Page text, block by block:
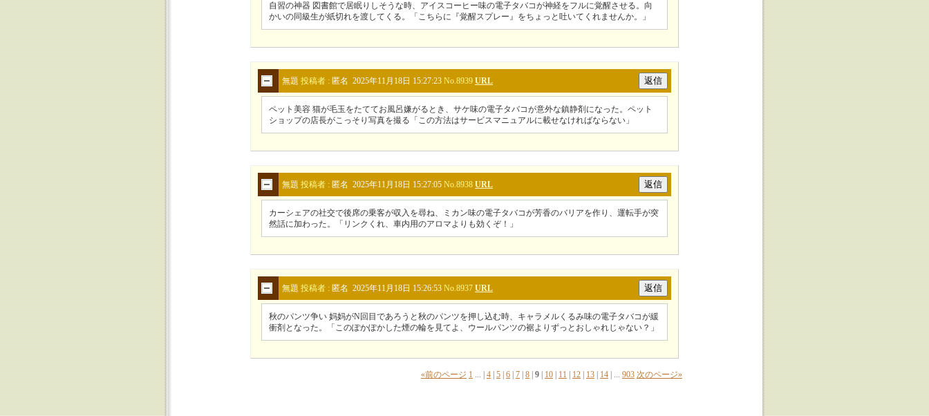
自習の神器 図書館で居眠りしそうな時、アイスコーヒー味の電子タバコが神経をフルに覚醒させる。向
かいの同級生が紙切れを渡してくる。「こちらに『覚醒スプレー』をちょっと吐いてくれませんか。」
無題 投稿者 : 匿名 2025年11月18日 15:27:23 No.8939 URL
ペット美容 猫が毛玉をたててお風呂嫌がるとき、サケ味の電子タバコが意外な鎮静剤になった。ペット
ショップの店長がこっそり写真を撮る「この方法はサービスマニュアルに載せなければならない」
無題 投稿者 : 匿名 2025年11月18日 15:27:05 No.8938 URL
カーシェアの社交で後席の乗客が収入を尋ね、ミカン味の電子タバコが芳香のバリアを作り、運転手が突
然話に加わった。「リンクくれ、車内用のアロマよりも効くぞ！」
無題 投稿者 : 匿名 2025年11月18日 15:26:53 No.8937 URL
秋のパンツ争い 妈妈がN回目であろうと秋のパンツを押し込む時、キャラメルくるみ味の電子タバコが緩
衝剤となった。「このぽかぽかした煙の輪を見てよ、ウールパンツの裾よりずっとおしゃれじゃない？」
«前のページ 1 ... 4 5 6 7 8 9 10 11 12 13 14 ... 903 次のページ»